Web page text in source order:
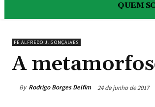
QUEM
PE ALFREDO J. GONÇALVES
A
By Rodrigo Borges Delfim 24 de junho de 2017